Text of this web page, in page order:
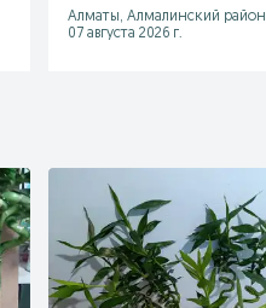
Алматы, Алмалинский район
07 августа 2026 г.